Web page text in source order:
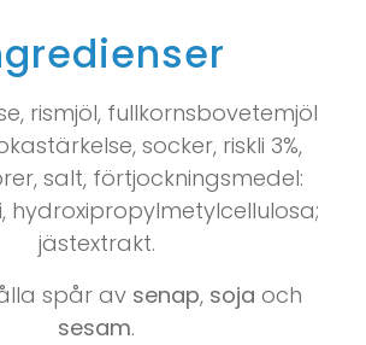
rismjöl, fullkornsbovetemjöl
socker, riskli 3%,
salt, förtjockningsmedel:
hydroxipropylmetylcellulosa;
jästextrakt.
spår av senap, soja och
sesam.